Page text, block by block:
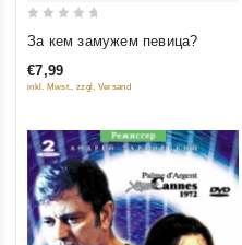
of
За кем замужем певица?
€7,99
inkl. Mwst., zzgl. Versand